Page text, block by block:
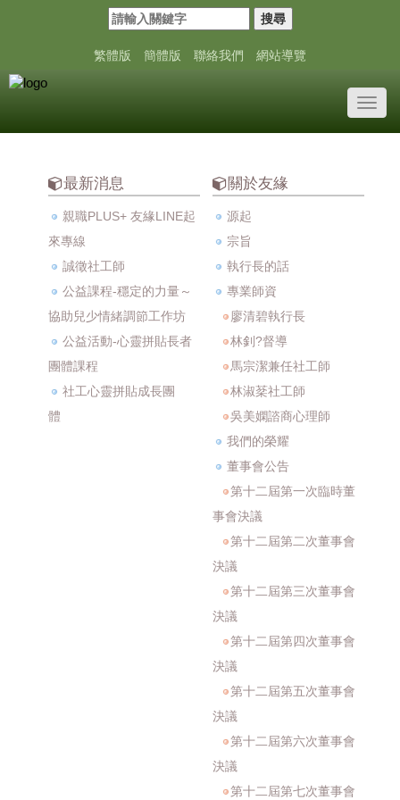
搜尋
繁體版 簡體版 聯絡我們 網站導覽
最新消息
親職PLUS+ 友緣LINE起
來專線
誠徵社工師
公益課程-穩定的力量～
協助兒少情緒調節工作坊
公益活動-心靈拼貼長者
團體課程
社工心靈拼貼成長團
體
關於友緣
源起
宗旨
執行長的話
專業師資
廖清碧執行長
林釗?督導
馬宗潔兼任社工師
林淑棻社工師
吳美嫻諮商心理師
我們的榮耀
董事會公告
第十二屆第一次臨時董
事會決議
第十二屆第二次董事會
決議
第十二屆第三次董事會
決議
第十二屆第四次董事會
決議
第十二屆第五次董事會
決議
第十二屆第六次董事會
決議
第十二屆第七次董事會